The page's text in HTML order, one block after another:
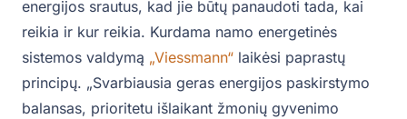
energijos srautus, kad jie būtų panaudoti tada, kai
reikia ir kur reikia. Kurdama namo energetinės
sistemos valdymą „Viessmann“ laikėsi paprastų
principų. „Svarbiausia geras energijos paskirstymo
balansas, prioritetu išlaikant žmonių gyvenimo